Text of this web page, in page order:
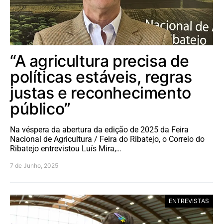
“A agricultura precisa de
políticas estáveis, regras
justas e reconhecimento
público”
Na véspera da abertura da edição de 2025 da Feira
Nacional de Agricultura / Feira do Ribatejo, o Correio do
Ribatejo entrevistou Luís Mira,…
7 de Junho, 2025
ENTREVISTAS